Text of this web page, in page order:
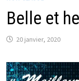
Belle et
20 janvier, 2020